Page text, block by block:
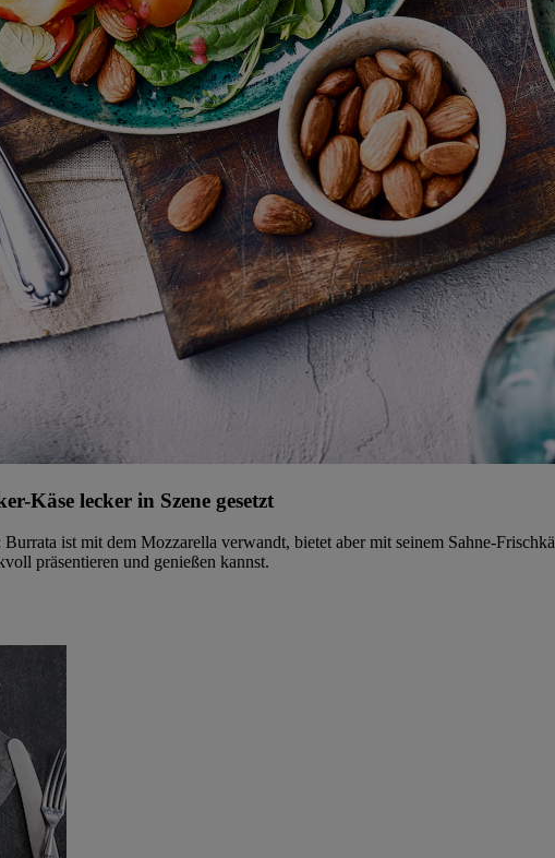
Käse lecker in Szene gesetzt
ist mit dem Mozzarella verwandt, bietet aber mit seinem Sahne-
präsentieren und genießen kannst.